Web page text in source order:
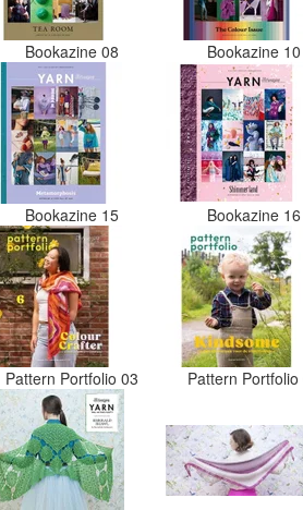
Bookazine 08 Bookazine 10
Bookazine 15 Bookazine 16
Pattern Portfolio 03 Pattern Portfolio